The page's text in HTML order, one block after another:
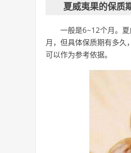
夏威夷果的保质
一般是6~12个月。
月，但具体保质期有多久
可以作为参考依据。